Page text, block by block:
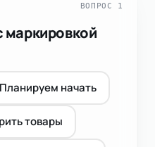
ВОПРОС 1
маркировкой
Планируем начать
товары